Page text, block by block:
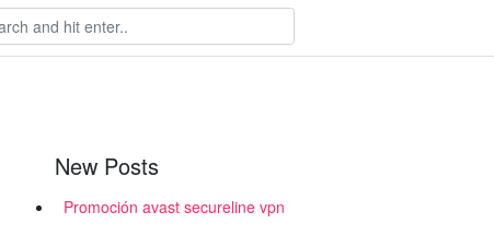
New Posts
Promoción avast secureline vpn